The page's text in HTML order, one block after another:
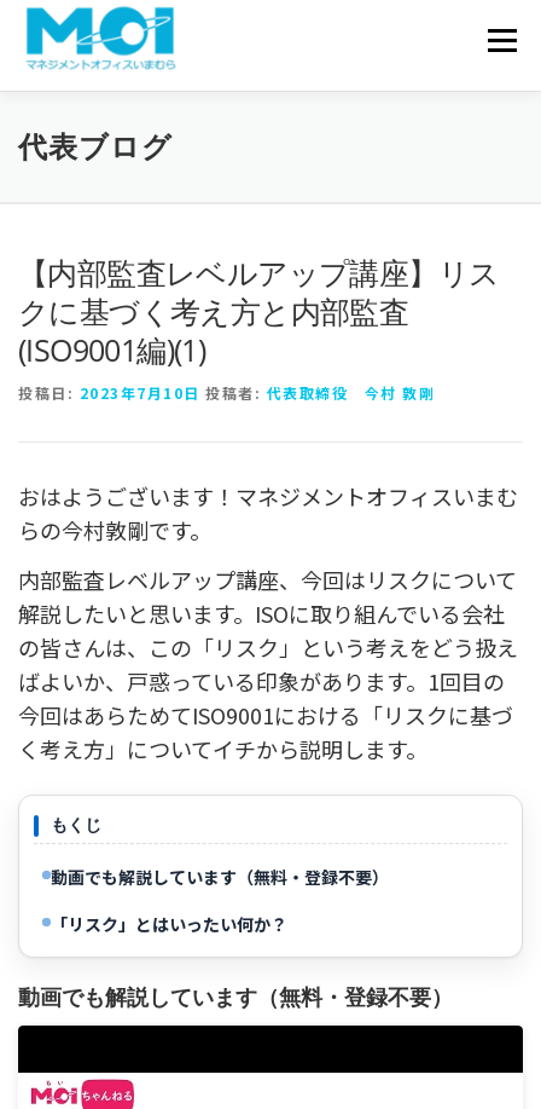
コンテンツへスキップ
メニ
代表ブログ
【内部監査レベルアップ講座】リス
クに基づく考え方と内部監査
(ISO9001編)(1)
投稿日: 2023年7月10日 投稿者: 代表取締役 今村 敦剛
おはようございます！マネジメントオフィスいまむ
らの今村敦剛です。
内部監査レベルアップ講座、今回はリスクについて
解説したいと思います。ISOに取り組んでいる会社
の皆さんは、この「リスク」という考えをどう扱え
ばよいか、戸惑っている印象があります。1回目の
今回はあらためてISO9001における「リスクに基づ
く考え方」についてイチから説明します。
もくじ
動画でも解説しています（無料・登録不要）
「リスク」とはいったい何か？
動画でも解説しています（無料・登録不要）